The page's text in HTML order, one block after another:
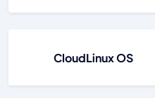
CloudLinux OS